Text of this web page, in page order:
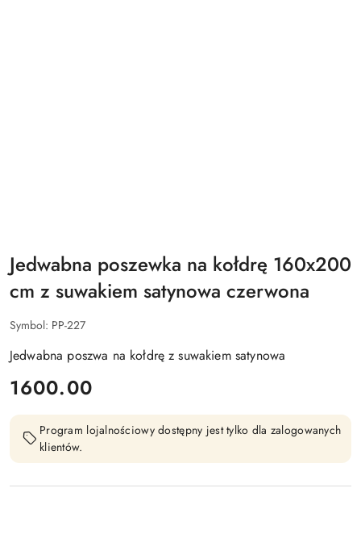
Jedwabna poszewka na kołdrę 160x200
cm z suwakiem satynowa czerwona
Symbol: PP-227
Jedwabna poszwa na kołdrę z suwakiem satynowa
cena:
1600.00
Program lojalnościowy dostępny jest tylko dla zalogowanych
klientów.